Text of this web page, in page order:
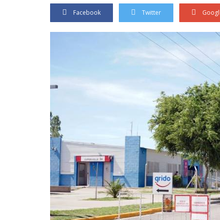
Facebook Twitter